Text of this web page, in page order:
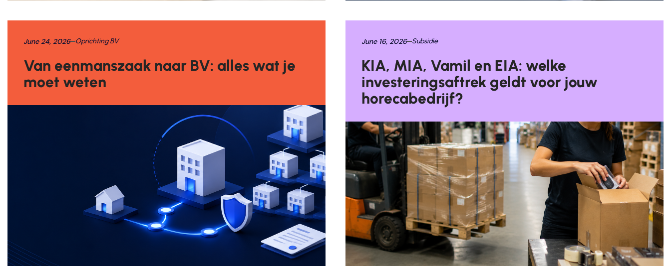
June 24, 2026 Oprichting BV
Van eenmanszaak naar BV: alles wat je
moet weten
June 16, 2026 Subsidie
KIA, MIA, Vamil en EIA: welke
investeringsaftrek geldt voor jouw
horecabedrijf?